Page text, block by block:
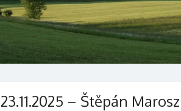
23.11.2025 – Štěpán